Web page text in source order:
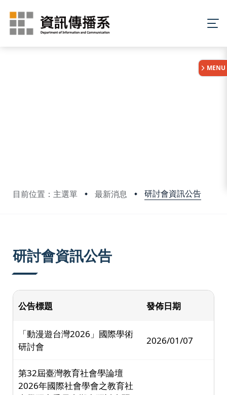
目前位置：主選單 最新消息 研討會資訊公告
MENU
研討會資訊公告
公告標題 發佈日期
「動漫遊台灣2026」國際學術
研討會
2026/01/07
第32屆臺灣教育社會學論壇
2026年國際社會學會之教育社